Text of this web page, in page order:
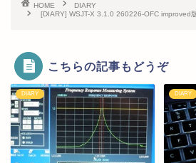
HOME
DIARY
[DIARY] WSJT-X 3.1.0 260226-OFC improved
こちらの記事もどうぞ
DIARY DIARY